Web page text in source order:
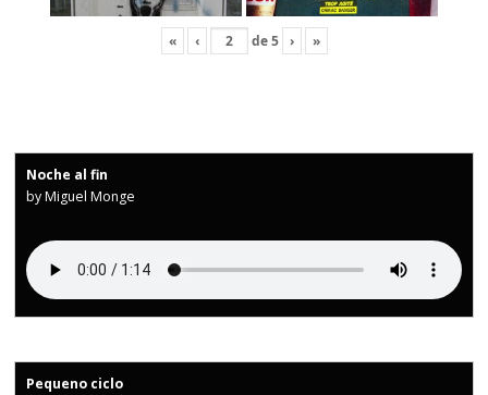
« ‹ de5 › »
Noche al fin
by Miguel Monge
Pequeno ciclo